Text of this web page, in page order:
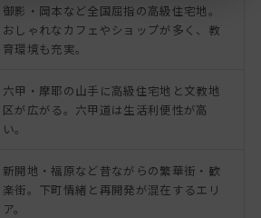
御影・岡本など全国屈指の高級住宅地。
おしゃれなカフェやショップが多く、教
育環境も充実。
六甲・摩耶の山手に高級住宅地と文教地
区が広がる。六甲道は生活利便性が高
い。
新開地・福原など昔ながらの繁華街・歓
楽街。下町情緒と再開発が混在するエリ
ア。